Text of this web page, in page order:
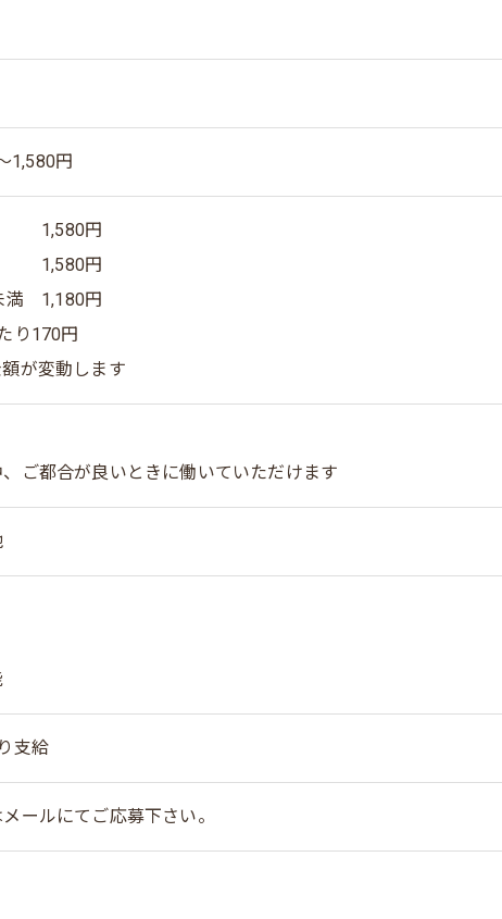
1,580円
1,580円
1,580円
満 1,180円
り170円
が変動します
、ご都合が良いときに働いていただけます
支給
ールにてご応募下さい。